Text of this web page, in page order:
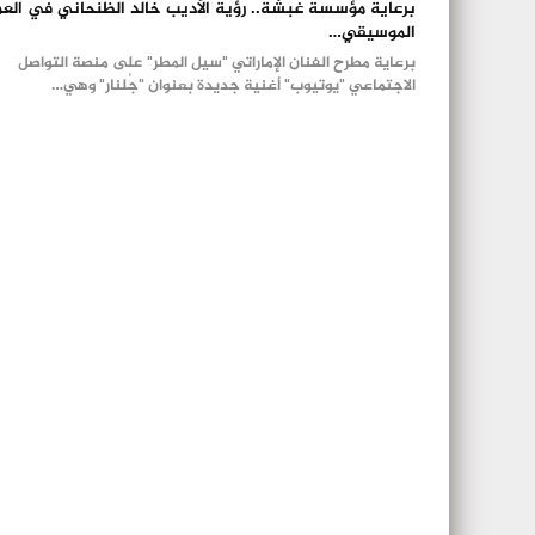
برعاية مؤسسة غبشة.. رؤية الأديب خالد الظنحاني في
الموسيقي…
برعاية مطرح الفنان الإماراتي "سيل المطر" على منصة التواصل
الاجتماعي "يوتيوب" أغنية جديدة بعنوان "جُلنار" وهي…